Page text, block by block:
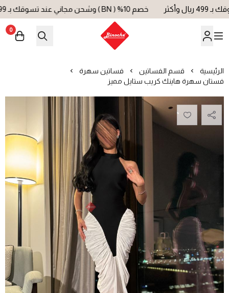
خصم 10% ( BN ) وشحن مجاني عند تسوقك بـ 499 ريال وأكثر
بينوش | Binoche
0
الرئيسية قسم الفساتين
فساتين سهرة
فستان سهرة هاينك كريب ستايل مميز